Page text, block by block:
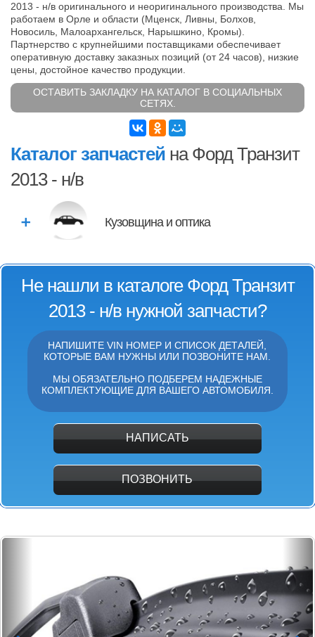
2013 - н/в оригинального и неоригинального производства. Мы
работаем в Орле и области (Мценск, Ливны, Болхов,
Новосиль, Малоархангельск, Нарышкино, Кромы).
Партнерство с крупнейшими поставщиками обеспечивает
оперативную доставку заказных позиций (от 24 часов), низкие
цены, достойное качество продукции.
ОСТАВИТЬ ЗАКЛАДКУ НА КАТАЛОГ В СОЦИАЛЬНЫХ
СЕТЯХ.
Каталог запчастей на Форд Транзит
2013 - н/в
Кузовщина и оптика
Не нашли в каталоге Форд Транзит
2013 - н/в нужной запчасти?
НАПИШИТЕ VIN НОМЕР И СПИСОК ДЕТАЛЕЙ,
КОТОРЫЕ ВАМ НУЖНЫ ИЛИ ПОЗВОНИТЕ НАМ.
МЫ ОБЯЗАТЕЛЬНО ПОДБЕРЕМ НАДЕЖНЫЕ
КОМПЛЕКТУЮЩИЕ ДЛЯ ВАШЕГО АВТОМОБИЛЯ.
НАПИСАТЬ
ПОЗВОНИТЬ